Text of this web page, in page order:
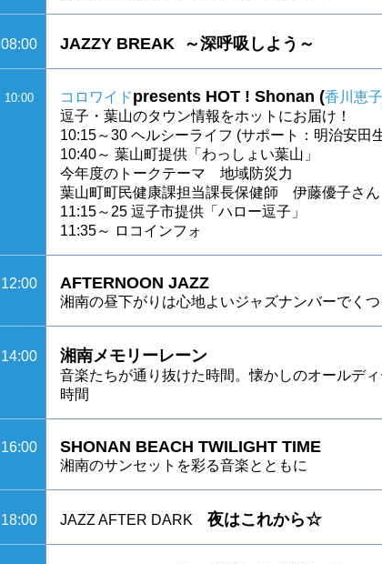
08:00 JAZZY BREAK ～深呼吸しよう～
10:00 コロワイドpresents HOT ! Shonan (香川恵子
逗子・葉山のタウン情報をホットにお届け！
10:15～30 ヘルシーライフ (サポート：明治安田
10:40～ 葉山町提供「わっしょい葉山」
今年度のトークテーマ 地域防災力
葉山町町民健康課担当課長保健師 伊藤優子さん
11:15～25 逗子市提供「ハロー逗子」
11:35～ ロコインフォ
12:00 AFTERNOON JAZZ
湘南の昼下がりは心地よいジャズナンバーでくつ
14:00 湘南メモリーレーン
音楽たちが通り抜けた時間。懐かしのオールデ
時間
16:00 SHONAN BEACH TWILIGHT TIME
湘南のサンセットを彩る音楽とともに
18:00 JAZZ AFTER DARK 夜はこれから☆